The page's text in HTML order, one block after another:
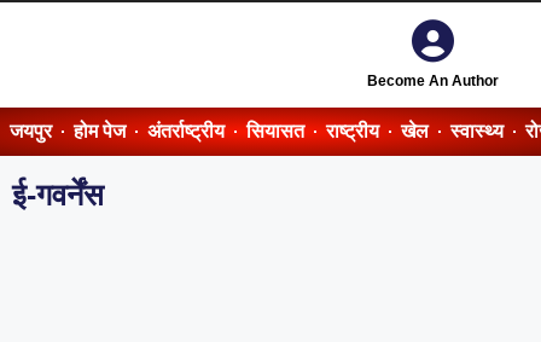
Become An Author
जयपुर होम पेज अंतर्राष्ट्रीय सियासत राष्ट्रीय खेल स्वास्थ्य
ई-गवर्नेंस